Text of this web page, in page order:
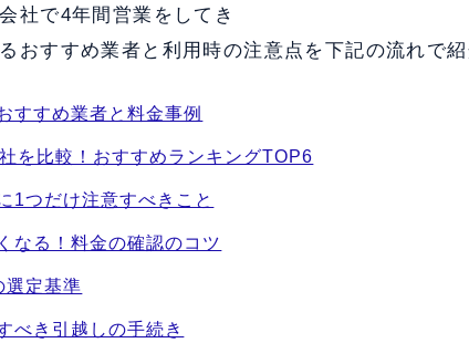
社で4年間営業をしてき
おすすめ業者と利用時の注意点を下記の流れで紹
すすめ業者と料金事例
を比較！おすすめランキングTOP6
1つだけ注意すべきこと
なる！料金の確認のコツ
選定基準
べき引越しの手続き